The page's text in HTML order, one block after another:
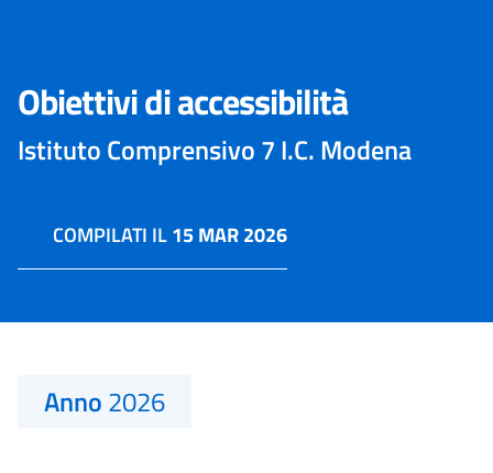
Obiettivi di accessibilità
Istituto Comprensivo 7 I.C. Modena
COMPILATI IL15 MAR 2026
Anno2026